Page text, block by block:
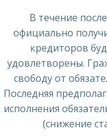
В течение
официально
кредиторов
удовлетворены.
свободу от
Последняя
исполнения
(снижение